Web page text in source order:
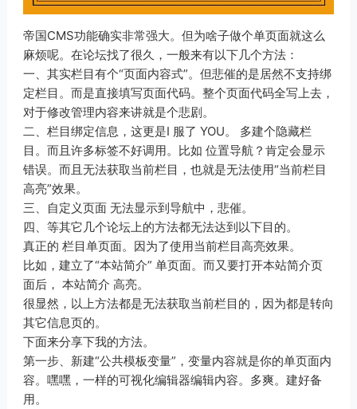
帝国CMS功能确实非常强大。但为啥子做个单页面就这么
麻烦呢。在论坛找了很久，一般来有以下几个方法：
一、其实栏目有个“页面内容式”。但悲催的是居然不支持绑
定栏目。而是直接填写页面代码。整个页面代码全写上去，
对于修改管理内容来讲就是个悲剧。
二、栏目绑定信息，这更是I 服了 YOU。 多建个隐藏栏
目。而且许多标签不好调用。比如 位置导航？肯定会显示
错误。而且无法获取当前栏目，也就是无法使用“当前栏目
高亮”效果。
三、自定义页面 无法显示到导航中，悲催。
四、等其它几个论坛上的方法都无法达到以下目的。
真正的 栏目单页面。因为了使用当前栏目高亮效果。
比如，建立了“本站简介” 单页面。而又要打开本站简介页
面后， 本站简介 高亮。
很显然，以上方法都是无法获取当前栏目的，因为都是转向
其它信息页的。
下面来分享下我的方法。
第一步、新建“公共模板变量”，变量内容就是你的单页面内
容。嘿嘿，一样的可视化编辑器编辑内容。多爽。建好备
用。